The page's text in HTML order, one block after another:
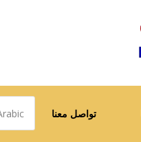
تواصل معنا